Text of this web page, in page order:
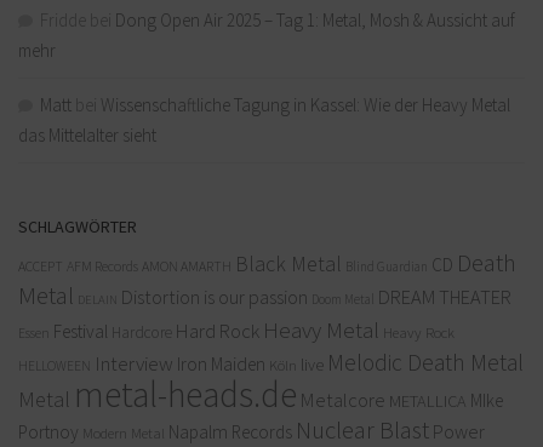
Dong Open Air 2025 – Tag 1: Metal, Mosh & Aussicht auf
mehr
Matt
Wissenschaftliche Tagung in Kassel: Wie der Heavy Metal
das Mittelalter sieht
SCHLAGWÖRTER
ACCEPT AFM Records AMON AMARTH Black Metal Blind Guardian CD Death
Metal
DELAIN Distortion is our passion Doom Metal DREAM THEATER
Essen Festival Hardcore Hard Rock Heavy Metal Heavy Rock
HELLOWEEN Interview Iron Maiden Köln live Melodic Death Metal
Metal metal-heads.de Metalcore METALLICA MIke
Portnoy Modern Metal Napalm Records Nuclear Blast Power